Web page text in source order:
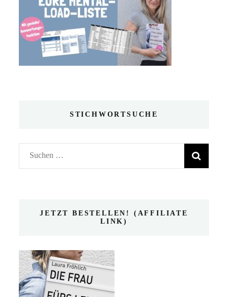
STICHWORTSUCHE
Suchen
nach:
JETZT BESTELLEN! (AFFILIATE
LINK)